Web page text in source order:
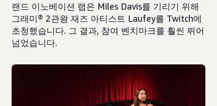
랜드 이노베이션 랩은 Miles Davis를 기리기 위해
그래미® 2관왕 재즈 아티스트 Laufey를 Twitch에
초청했습니다. 그 결과, 참여 벤치마크를 훨씬 뛰어
넘었습니다.